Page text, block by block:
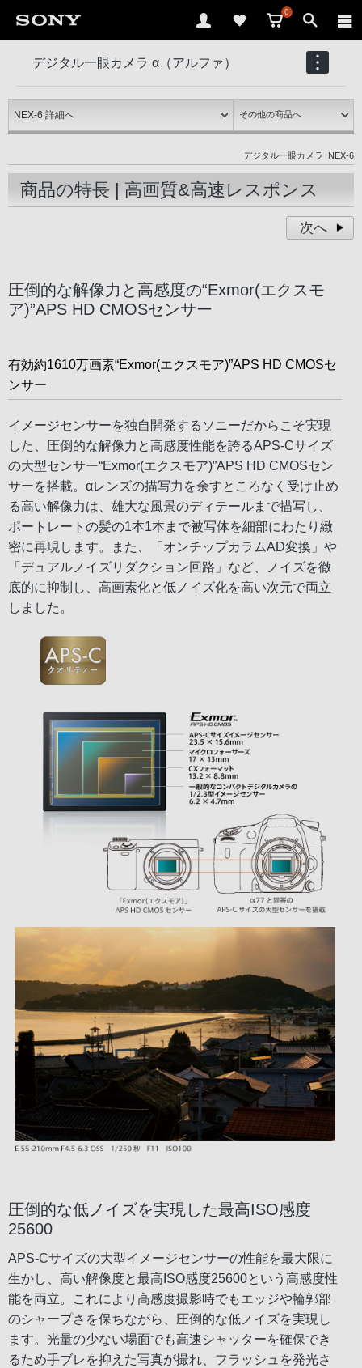
0
デジタル一眼カメラ α（アルファ）
NEX-6
デジタル一眼カメラ NEX-6
商品の特長 | 高画質&高速レスポンス
次へ
圧倒的な解像力と高感度の“Exmor(エクスモ
ア)”APS HD CMOSセンサー
有効約1610万画素“Exmor(エクスモア)”APS HD CMOSセ
ンサー
イメージセンサーを独自開発するソニーだからこそ実現
した、圧倒的な解像力と高感度性能を誇るAPS-Cサイズ
の大型センサー“Exmor(エクスモア)”APS HD CMOSセン
サーを搭載。αレンズの描写力を余すところなく受け止め
る高い解像力は、雄大な風景のディテールまで描写し、
ポートレートの髪の1本1本まで被写体を細部にわたり緻
密に再現します。また、「オンチップカラムAD変換」や
「デュアルノイズリダクション回路」など、ノイズを徹
底的に抑制し、高画素化と低ノイズ化を高い次元で両立
しました。
圧倒的な低ノイズを実現した最高ISO感度
25600
APS-Cサイズの大型イメージセンサーの性能を最大限に
生かし、高い解像度と最高ISO感度25600という高感度性
能を両立。これにより高感度撮影時でもエッジや輪郭部
のシャープさを保ちながら、圧倒的な低ノイズを実現し
ます。光量の少ない場面でも高速シャッターを確保でき
るため手ブレを抑えた写真が撮れ、フラッシュを発光さ